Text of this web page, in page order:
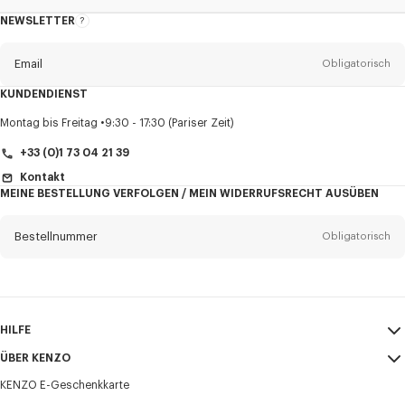
NEWSLETTER
Über
Email Obligatorisch
Anrede Obligatorisch
KUNDENDIENST
Montag bis Freitag 9:30 - 17:30 (Pariser Zeit)
+33 (0)1 73 04 21 39
Kontakt
MEINE BESTELLUNG VERFOLGEN / MEIN WIDERRUFSRECHT AUSÜBEN
Bestellnummer Obligatorisch
HILFE
Mein Konto
Größentabelle
ÜBER KENZO
AGB
KENZO E-Geschenkkarte